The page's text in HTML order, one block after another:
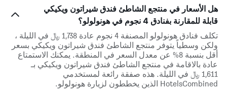
هل الأسعار في منتجع الشاطئ فندق شيراتون ويكيكي
قابلة للمقارنة بفنادق 4 نجوم في هونولولو؟
تكلف فنادق هونولولو المصنفة 4 نجوم عادة 1,738 ﷼ في الليلة ،
ولكن وسطياً يتوفر منتجع الشاطئ فندق شيراتون ويكيكي بسعر
أقل بنسبة 8% عن معدل السعر في المنطقة. يمكنك الاستمتاع
عادة بالاقامة في منتجع الشاطئ فندق شيراتون ويكيكي بـ
1,611 ﷼ في الليلة. هذه صفقة رائعة لمستخدمي
HotelsCombined الذين يخططون لزيارة هونولولو.